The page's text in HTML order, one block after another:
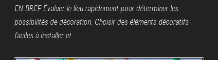
EN BREF Évaluer le lieu rapidement pour déterminer les
possibilités de décoration. Choisir des éléments décoratifs
faciles à installer et…